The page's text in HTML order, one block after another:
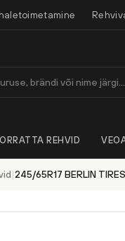
REHVID
|245/65R17 BERLIN